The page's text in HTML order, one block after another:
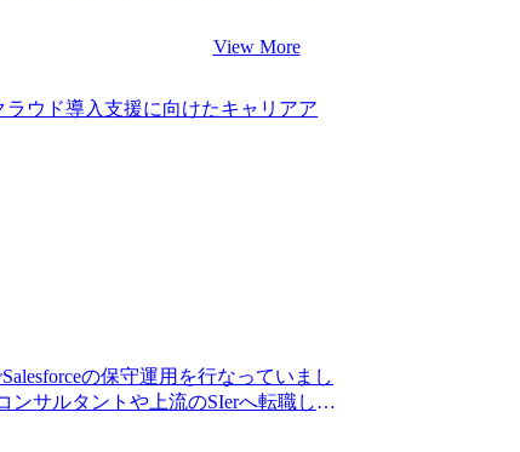
たいと感じたことで、転職を決意
を検討しましたが、コンサルタント
な理由です。 中長期的なキャリア
を積むことは自分にとってポジテ
ど色々な方から話を聞きました
クオリティは MyVisionさんが飛び
望先をコンサルタントに決めた後
してくれた大久保さんは、外資系コ
験が豊富だったり、新卒でスター
していて、コンサルティングファ
いても正直に教えてくださったの
策が非常に役に立ちました。物事を
限られた時間で端的に伝えるコミ
かりと矯正してもらえたことがあ
View More
ウド導入支援に向けたキャリアア
の保守運用を行なっていまし
サルタントや上流のSIerへ転職し